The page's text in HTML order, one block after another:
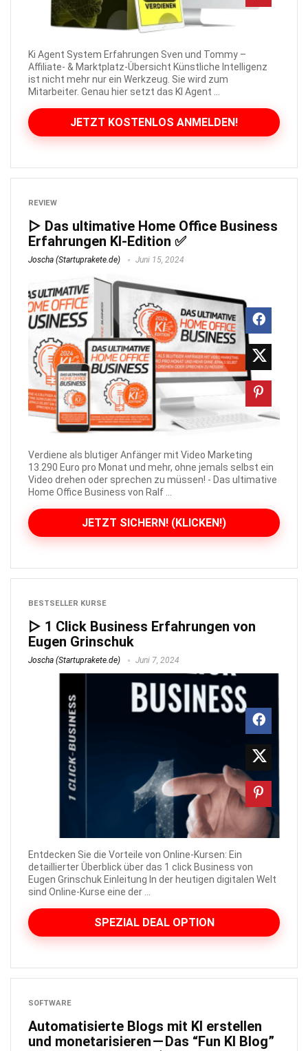
Ki Agent System Erfahrungen Sven und Tommy –
Affiliate- & Marktplatz-Übersicht Künstliche Intelligenz
ist nicht mehr nur ein Werkzeug. Sie wird zum
Mitarbeiter. Genau hier setzt das KI Agent ...
JETZT KOSTENLOS ANMELDEN!
REVIEW
▷ Das ultimative Home Office Business
Erfahrungen KI-Edition ✅
Joscha (Startuprakete.de) Juni 15, 2024
Verdiene als blutiger Anfänger mit Video Marketing
13.290 Euro pro Monat und mehr, ohne jemals selbst ein
Video drehen oder sprechen zu müssen! - Das ultimative
Home Office Business von Ralf ...
JETZT SICHERN! (KLICKEN!)
BESTSELLER KURSE
▷ 1 Click Business Erfahrungen von
Eugen Grinschuk
Joscha (Startuprakete.de) Juni 7, 2024
Entdecken Sie die Vorteile von Online-Kursen: Ein
detaillierter Überblick über das 1 click Business von
Eugen Grinschuk Einleitung In der heutigen digitalen Welt
sind Online-Kurse eine der ...
SPEZIAL DEAL OPTION
SOFTWARE
Automatisierte Blogs mit KI erstellen
und monetarisieren — Das “Fun KI Blog”